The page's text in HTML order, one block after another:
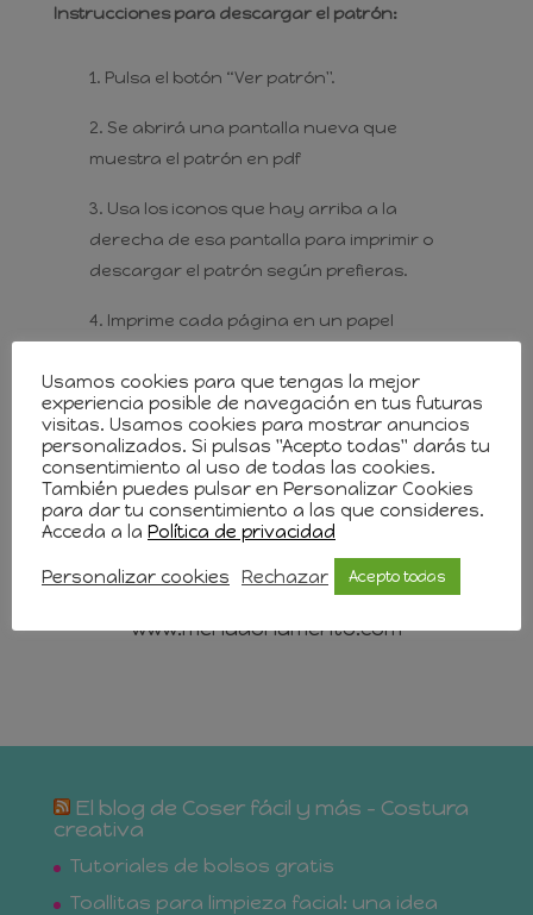
Instrucciones para descargar el patrón:
Pulsa el botón “Ver patrón".
Se abrirá una pantalla nueva que
muestra el patrón en pdf
Usa los iconos que hay arriba a la
derecha de esa pantalla para imprimir o
descargar el patrón según prefieras.
Imprime cada página en un papel
cinta adhesiva y recorta por la línea.
Ver Patrón
Puedes usar este patrón para
confeccionar artículos destinados a la
www.menudonumerito.com
El blog de Coser fácil y más – Costura
creativa
Tutoriales de bolsos gratis
Toallitas para limpieza facial: una idea
Usamos cookies para que tengas la mejor
experiencia posible de navegación en tus futuras
visitas. Usamos cookies para mostrar anuncios
personalizados. Si pulsas "Acepto todas" darás tu
consentimiento al uso de todas las cookies.
También puedes pulsar en Personalizar Cookies
para dar tu consentimiento a las que consideres.
Acceda a la Política de privacidad
Personalizar cookies Rechazar Acepto todas